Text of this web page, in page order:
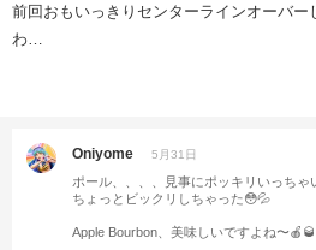
前回おもいっきりセンターラインオーバ
わ…
Oniyome 5月31日
ポール、、、、見事にポッキリいっちゃ
ちょっとビックリしちゃった😳💦
Apple Bourbon、美味しいですよね〜